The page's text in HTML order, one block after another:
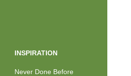
INSPIRATION
Never Done Before